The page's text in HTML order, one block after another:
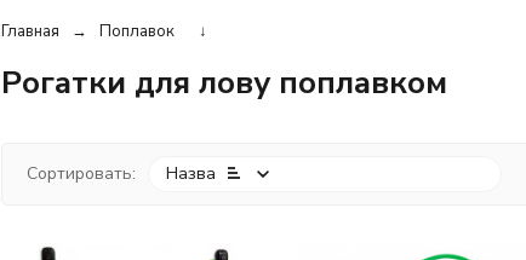
Главная Поплавок ↓
Рогатки для лову поплавком
Сортировать: Назва